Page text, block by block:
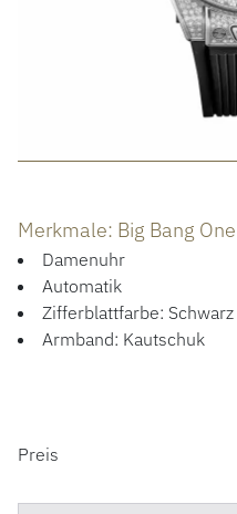
ROLEX CERTIFIED PRE-
LUXURY DEALS
HOCHZEIT
ACCESSOIRES
ÜBER UNS
Merkmale: Big Bang
Damenuhr
Automatik
Zifferblattfarbe: Schwarz
Armband: Kautschuk
Preis